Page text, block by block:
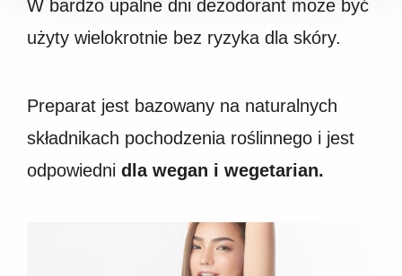
W bardzo upalne dni dezodorant może być
użyty wielokrotnie bez ryzyka dla skóry.
Preparat jest bazowany na naturalnych
składnikach pochodzenia roślinnego i jest
odpowiedni dla wegan i wegetarian.